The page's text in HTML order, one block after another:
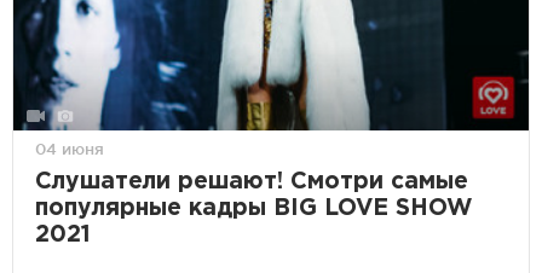
04 июня
Слушатели решают! Смотри самые
популярные кадры BIG LOVE SHOW
2021